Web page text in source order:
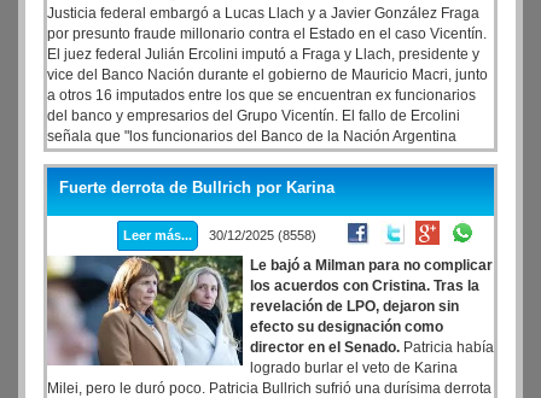
Justicia federal embargó a Lucas Llach y a Javier González Fraga
por presunto fraude millonario contra el Estado en el caso Vicentín.
El juez federal Julián Ercolini imputó a Fraga y Llach, presidente y
vice del Banco Nación durante el gobierno de Mauricio Macri, junto
a otros 16 imputados entre los que se encuentran ex funcionarios
del banco y empresarios del Grupo Vicentín. El fallo de Ercolini
señala que "los funcionarios del Banco de la Nación Argentina
conjuntamente a los empresarios del Grupo Vicentín, entre agosto y
diciembre de 2019 habrían generado que las compañías Vicentín
SAIC y Algodonera Avellaneda SA defraudaran las arcas de la
entidad pública por un perjuicio patrimonial de U$S
304.328.665,75
Fuerte derrota de Bullrich por Karina
Leer más... 30/12/2025 (8558)
Le bajó a Milman para no complicar
los acuerdos con Cristina. Tras la
revelación de LPO, dejaron sin
efecto su designación como
director en el Senado. Patricia había
logrado burlar el veto de Karina
Milei, pero le duró poco. Patricia Bullrich sufrió una durísima derrota